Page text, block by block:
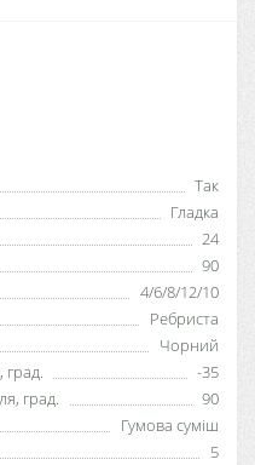
Так
Гладка
24
90
4/6/8/12/10
Ребриста
Чорний
град.
-35
град.
90
Гумова суміш
5